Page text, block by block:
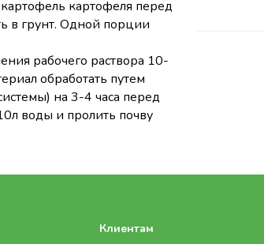
картофеля перед
в грунт. Одной порции
рабочего раствора 10-
обработать путем
на 3-4 часа перед
воды и пролить почву
Клиентам